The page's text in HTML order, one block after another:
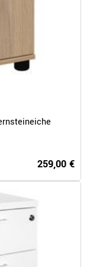
259,00 €